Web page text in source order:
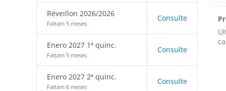
Réveillon 2026/2026
Faltam 5 meses
Consulte
Enero 2027 1ª quinc.
Faltam 5 meses
Consulte
Enero 2027 2ª quinc.
Faltam 6 meses
Consulte